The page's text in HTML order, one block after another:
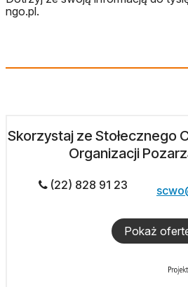
ngo.pl.
Skorzystaj ze Stołecznego
Organizacji
(22) 828 91 23
Pokaż